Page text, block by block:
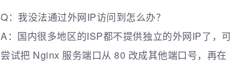
Q：我没法通过外网IP访问到怎么办？
A：国内很多地区的ISP都不提供独立的外网IP了，
尝试把 Nginx 服务端口从 80 改成其他端口号，再